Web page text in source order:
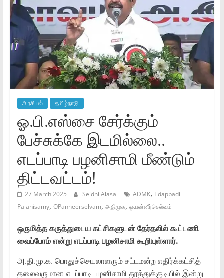
அரசியல் தமிழ்நாடு
ஓ.பி.எஸ்சை சேர்க்கும்
பேச்சுக்கே இடமில்லை..
எடப்பாடி பழனிசாமி மீண்டும்
திட்டவட்டம்!
27 March 2025 Seidhi Alasal ADMK, Edappadi
Palanisamy, OPanneerselvam, அதிமுக, ஓ.பன்னீர்செல்வம்
ஒருமித்த கருத்துடைய கட்சிகளுடன் தேர்தலில் கூட்டணி
வைப்போம் என்று எடப்பாடி பழனிசாமி கூறியுள்ளார்.
அ.தி.மு.க. பொதுச்செயலாளரும் சட்டமன்ற எதிர்க்கட்சித்
தலைவருமான எடப்பாடி பழனிசாமி தூத்துக்குடியில் இன்று